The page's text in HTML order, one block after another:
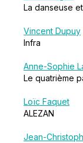
La danseuse
Vincent Dupuy
Infra
Anne-Sophie
Le quatrième
Loïc Faquet
ALEZAN
Jean-